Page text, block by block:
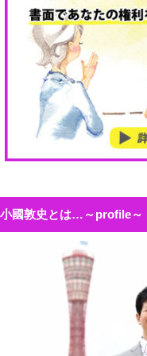
小國敦史とは…～profile～